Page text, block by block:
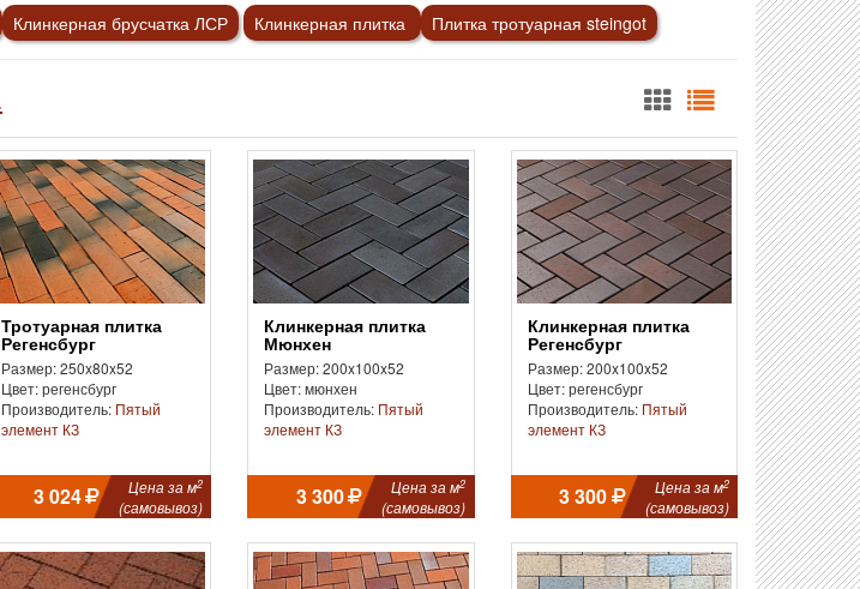
Клинкерная брусчатка ЛСР Клинкерная плитка Плитка тротуарная steingot
Тротуарная плитка
Регенсбург
Размер: 250x80x52
Цвет: регенсбург
Производитель: Пятый
элемент КЗ
3 024 Цена за м2
(самовывоз)
Клинкерная плитка
Мюнхен
Размер: 200x100x52
Цвет: мюнхен
Производитель: Пятый
элемент КЗ
3 300 Цена за м2
(самовывоз)
Клинкерная плитка
Регенсбург
Размер: 200x100x52
Цвет: регенсбург
Производитель: Пятый
элемент КЗ
3 300 Цена за м2
(самовывоз)